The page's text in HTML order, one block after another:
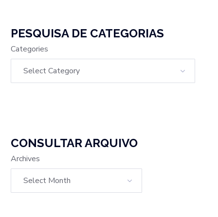
PESQUISA DE CATEGORIAS
Categories
CONSULTAR ARQUIVO
Archives